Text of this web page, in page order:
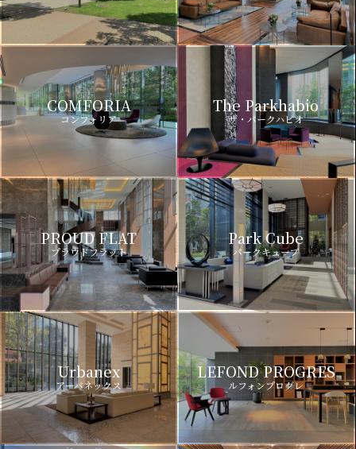
COMFORIA
コンフォリア
The Parkhabio
ザ・パークハビオ
PROUD FLAT
プラウドフラット
Park Cube
パークキューブ
Urbanex
アーバネックス
LEFOND PROGRES
ルフォンプログレ